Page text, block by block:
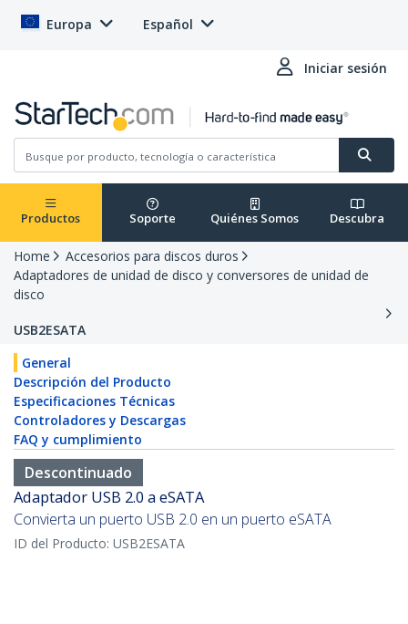
Europa Español
Iniciar sesión
Productos Soporte Quiénes Somos Descubra
Home
Accesorios para discos duros
Adaptadores de unidad de disco y conversores de unidad de
disco
USB2ESATA
General
Descripción del Producto
Especificaciones Técnicas
Controladores y Descargas
FAQ y cumplimiento
Descontinuado
Adaptador USB 2.0 a eSATA
Convierta un puerto USB 2.0 en un puerto eSATA
ID del Producto: USB2ESATA